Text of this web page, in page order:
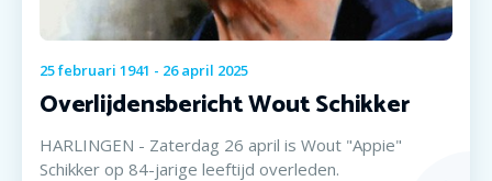
25februari 1941 - 26 april 2025
Overlijdensbericht Wout Schikker
HARLINGEN - Zaterdag 26 april is Wout "Appie"
Schikker op 84-jarige leeftijd overleden.